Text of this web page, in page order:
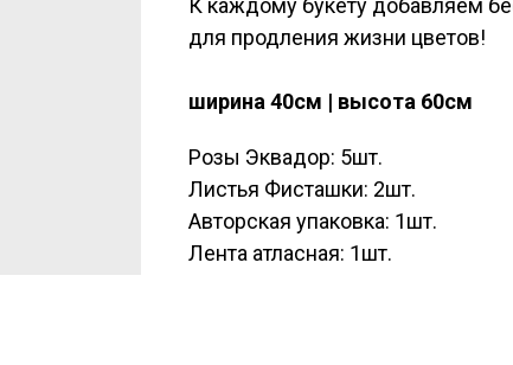
для продления жизни цветов!
ширина 40см | высота 60см
Розы Эквадор: 5шт.
Листья Фисташки: 2шт.
Авторская упаковка: 1шт.
Лента атласная: 1шт.